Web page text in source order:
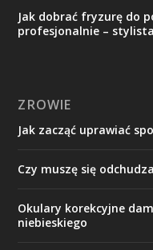
Jak dobrać fryzurę do
profesjonalnie –
ZROWIE
Jak zacząć uprawiać
Czy muszę się
Okulary korekcyjne
niebieskiego